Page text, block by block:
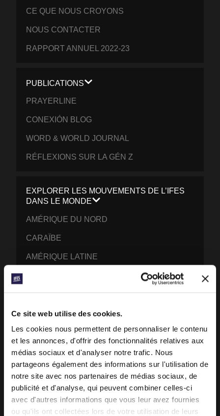
Ce site web utilise des cookies.
Les cookies nous permettent de personnaliser le contenu
et les annonces, d'offrir des fonctionnalités relatives aux
médias sociaux et d'analyser notre trafic. Nous
partageons également des informations sur l'utilisation de
notre site avec nos partenaires de médias sociaux, de
publicité et d'analyse, qui peuvent combiner celles-ci
avec d'autres informations que vous leur avez fournies
ou qu'ils ont collectées lors de votre utilisation de leurs
CE QUE NOUS CROYONS
NOUS CONTACTER
RAPPORT ANNUEL 2022-23
PUBLICATIONS
PRAYERLINE
CONEXIÓN BLOG
WORD & WORLD JOURNAL
RÉFLEXIONS SUR LA GÉN Z
EXPLORER LES MOUVEMENTS DE L’IFES
DANS LE MONDE
AMÉRIQUE DU NORD
CARAÏBE
AMÉRIQUE LATINE
EPSA – AFRIQUE ANGLOPHONE ET
LUSOPHONE
EURASIE
ASIE DU SUD
ASIE DE L’EST